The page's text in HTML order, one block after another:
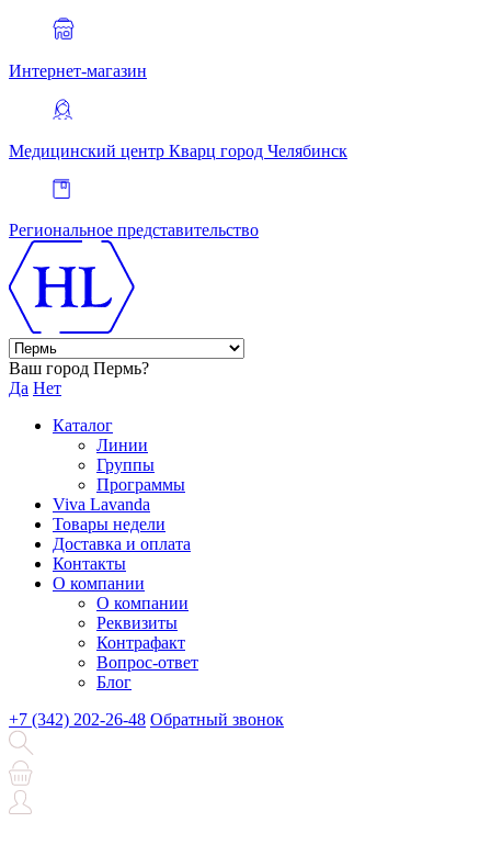
Интернет-магазин
Медицинский центр Кварц город Челябинск
Региональное представительство
Ваш город Пермь?
Да Нет
Каталог
Линии
Группы
Программы
Viva Lavanda
Товары недели
Доставка и оплата
Контакты
О компании
О компании
Реквизиты
Контрафакт
Вопрос-ответ
Блог
+7 (342) 202-26-48 Обратный звонок